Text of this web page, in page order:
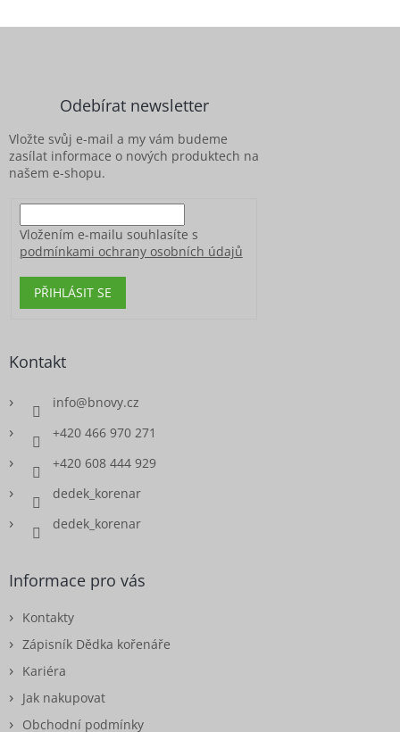
Odebírat newsletter
Vložte svůj e-mail a my vám budeme
zasílat informace o nových produktech na
našem e-shopu.
Vložením e-mailu souhlasíte s
podmínkami ochrany osobních údajů
PŘIHLÁSIT SE
Kontakt
info@bnovy.cz
+420 466 970 271
+420 608 444 929
dedek_korenar
dedek_korenar
Informace pro vás
Kontakty
Zápisník Dědka kořenáře
Kariéra
Jak nakupovat
Obchodní podmínky